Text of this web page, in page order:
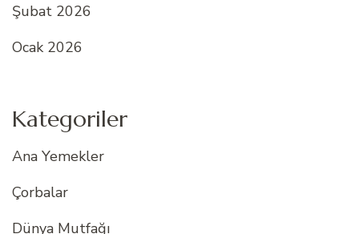
Şubat 2026
Ocak 2026
Kategoriler
Ana Yemekler
Çorbalar
Dünya Mutfağı